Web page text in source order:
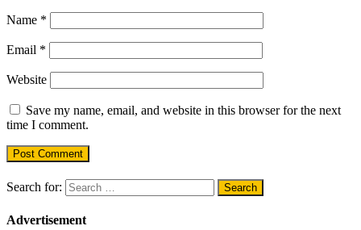
Name *
Email *
Website
Save my name, email, and website in this browser for the next
time I comment.
Search for:
Advertisement